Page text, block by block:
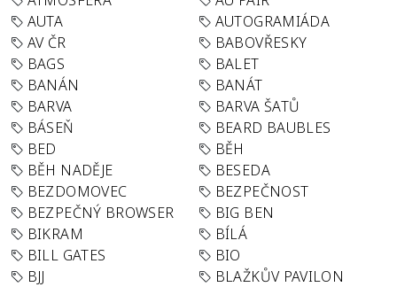
AUTA
AUTOGRAMIÁDA
AV ČR
BABOVŘESKY
BAGS
BALET
BANÁN
BANÁT
BARVA
BARVA ŠATŮ
BÁSEŇ
BEARD BAUBLES
BED
BĚH
BĚH NADĚJE
BESEDA
BEZDOMOVEC
BEZPEČNOST
BEZPEČNÝ BROWSER
BIG BEN
BIKRAM
BÍLÁ
BILL GATES
BIO
BJJ
BLAŽKŮV PAVILON